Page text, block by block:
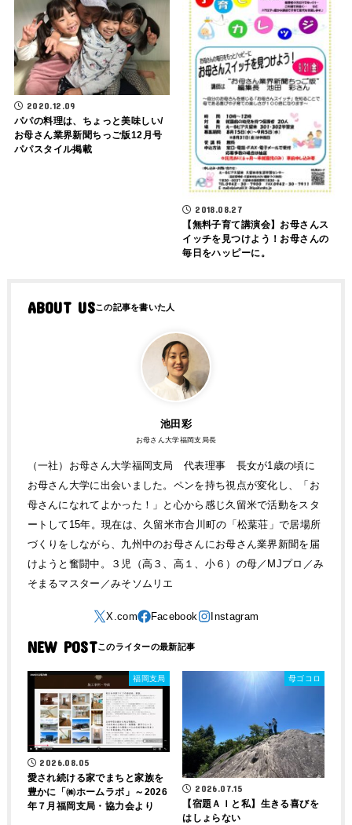
2020.12.09
パパの料理は、ちょっと美味しい/
お母さん業界新聞ちっご版12月号
パパスタイル掲載
2018.08.27
【無料子育て講演会】お母さんス
イッチを見つけよう！お母さんの
毎日をハッピーに。
ABOUT US
池田彩
お母さん大学福岡支局長
（一社）お母さん大学福岡支局 代表理事 長女が1歳の頃に
お母さん大学に出会いました。ペンを持ち視点が変化し、「お
母さんになれてよかった！」と心から感じ久留米で活動をスタ
ートして15年。現在は、久留米市合川町の「松葉荘」で居場所
づくりをしながら、九州中のお母さんにお母さん業界新聞を届
けようと奮闘中。３児（高３、高１、小６）の母／MJプロ／み
そまるマスター／みそソムリエ
NEW POST
福岡支局
2026.08.05
愛され続ける家でまちと家族を
豊かに「㈱ホームラボ」～2026
年７月福岡支局・協力会より
母ゴコロ
2026.07.15
【宿題ＡＩと私】生きる喜びを
はしょらない